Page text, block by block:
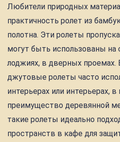
Любители природных
практичность ролет из
полотна. Эти ролеты
могут быть использованы на
лоджиях, в дверных
джутовые ролеты часто
интерьерах или интерьерах,
преимущество деревянной
такие ролеты идеально
пространств в кафе для